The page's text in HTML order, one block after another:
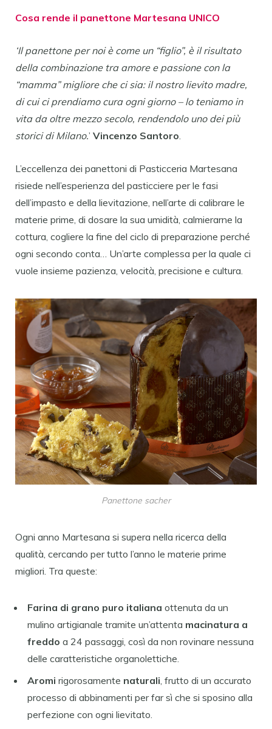
Cosa rende il panettone Martesana UNICO
‘Il panettone per noi è come un “figlio”, è il risultato
della combinazione tra amore e passione con la
“mamma” migliore che ci sia: il nostro lievito madre,
di cui ci prendiamo cura ogni giorno – lo teniamo in
vita da oltre mezzo secolo, rendendolo uno dei più
storici di Milano.’ Vincenzo Santoro.
L’eccellenza dei panettoni di Pasticceria Martesana
risiede nell’esperienza del pasticciere per le fasi
dell’impasto e della lievitazione, nell’arte di calibrare le
materie prime, di dosare la sua umidità, calmierarne la
cottura, cogliere la fine del ciclo di preparazione perché
ogni secondo conta… Un’arte complessa per la quale ci
vuole insieme pazienza, velocità, precisione e cultura.
Panettone sacher
Ogni anno Martesana si supera nella ricerca della
qualità, cercando per tutto l’anno le materie prime
migliori. Tra queste:
Farina di grano puro italiana ottenuta da un
mulino artigianale tramite un’attenta macinatura a
freddo a 24 passaggi, così da non rovinare nessuna
delle caratteristiche organolettiche.
Aromi rigorosamente naturali, frutto di un accurato
processo di abbinamenti per far sì che si sposino alla
perfezione con ogni lievitato.